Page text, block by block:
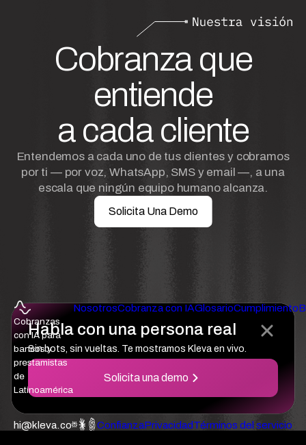
Habla con una persona real
Sin bots, sin vueltas. Te mostramos Kleva en vivo.
Solicita una demo
Cobranza que
entiende
a cada cliente
Entendemos a cada uno de tus clientes y cobramos
por ti — por voz, WhatsApp, SMS y email —, a una
escala que ningún equipo humano alcanza.
Solicita Una Demo
Cobranzas
con IA para
bancos y
prestamistas
de
Latinoamérica
NosotrosCobranza con IAGlosarioCumplimiento
hi@kleva.co ConfianzaPrivacidadTérminos del servicio